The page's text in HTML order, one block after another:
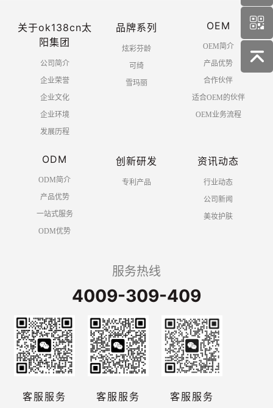
末页
关于ok138cn太
阳集团
公司简介
企业荣誉
企业文化
企业环境
发展历程
品牌系列
炫彩芬龄
可绮
雪玛丽
OEM
OEM简介
产品优势
合作伙伴
适合OEM的伙伴
OEM业务流程
ODM
ODM简介
产品优势
一站式服务
ODM优势
创新研发
专利产品
资讯动态
行业动态
公司新闻
美妆护肤
服务热线
4009-309-409
客服服务 客服服务 客服服务